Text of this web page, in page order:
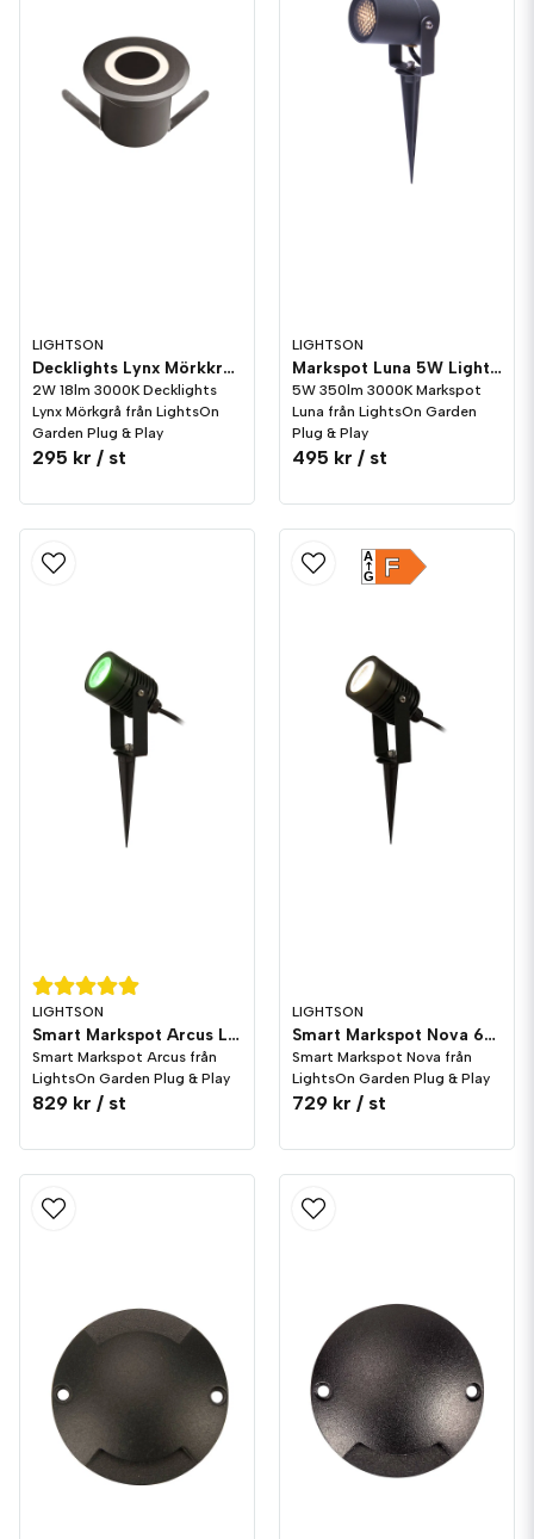
LIGHTSON
Decklights Lynx Mörkkrå LightsOn Garden Plug & Play
2W 18lm 3000K Decklights
Lynx Mörkgrå från LightsOn
Garden Plug & Play
295 kr / st
LIGHTSON
Markspot Luna 5W LightsOn Garden Plug & Play
5W 350lm 3000K Markspot
Luna från LightsOn Garden
Plug & Play
495 kr / st
LIGHTSON
Smart Markspot Arcus LightsOn Garden Plug & Play
Smart Markspot Arcus från
LightsOn Garden Plug & Play
829 kr / st
LIGHTSON
Smart Markspot Nova 6W LightsOn Garden Plug & Play
Smart Markspot Nova från
LightsOn Garden Plug & Play
729 kr / st
F
A
G